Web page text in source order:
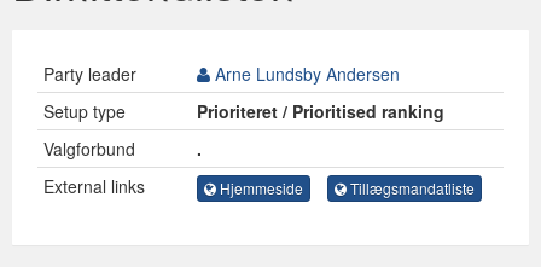
Party leader
Arne Lundsby Andersen
Setup type
Prioriteret / Prioritised ranking
Valgforbund
.
External links
Hjemmeside Tillægsmandatliste